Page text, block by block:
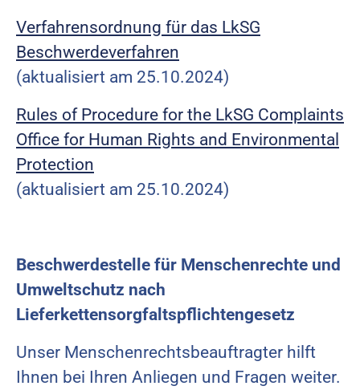
Verfahrensordnung für das LkSG
Beschwerdeverfahren
(aktualisiert am 25.10.2024)
Rules of Procedure for the LkSG Complaints
Office for Human Rights and Environmental
Protection
(aktualisiert am 25.10.2024)
Beschwerdestelle für Menschenrechte und
Umweltschutz nach
Lieferkettensorgfaltspflichtengesetz
Unser Menschenrechtsbeauftragter hilft
Ihnen bei Ihren Anliegen und Fragen weiter.